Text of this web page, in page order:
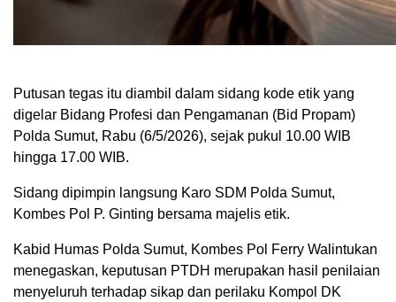
Putusan tegas itu diambil dalam sidang kode etik yang
digelar Bidang Profesi dan Pengamanan (Bid Propam)
Polda Sumut, Rabu (6/5/2026), sejak pukul 10.00 WIB
hingga 17.00 WIB.
Sidang dipimpin langsung Karo SDM Polda Sumut,
Kombes Pol P. Ginting bersama majelis etik.
Kabid Humas Polda Sumut, Kombes Pol Ferry Walintukan
menegaskan, keputusan PTDH merupakan hasil penilaian
menyeluruh terhadap sikap dan perilaku Kompol DK